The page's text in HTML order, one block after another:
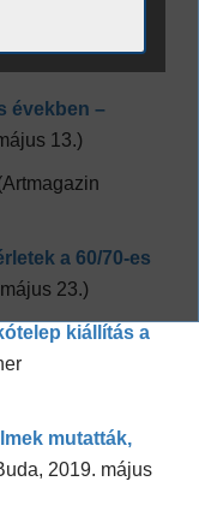
években –
13.)
a 60/70-es
23.)
kiállítás a
mutatták,
2019. május